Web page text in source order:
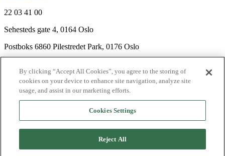
22 03 41 00
Sehesteds gate 4, 0164 Oslo
Postboks 6860 Pilestredet Park, 0176 Oslo
Nyhetsbrev
Ledige stillinger
Send inn manus
Agency
By clicking “Accept All Cookies”, you agree to the storing of
cookies on your device to enhance site navigation, analyze site
usage, and assist in our marketing efforts.
Cookies Settings
Reject All